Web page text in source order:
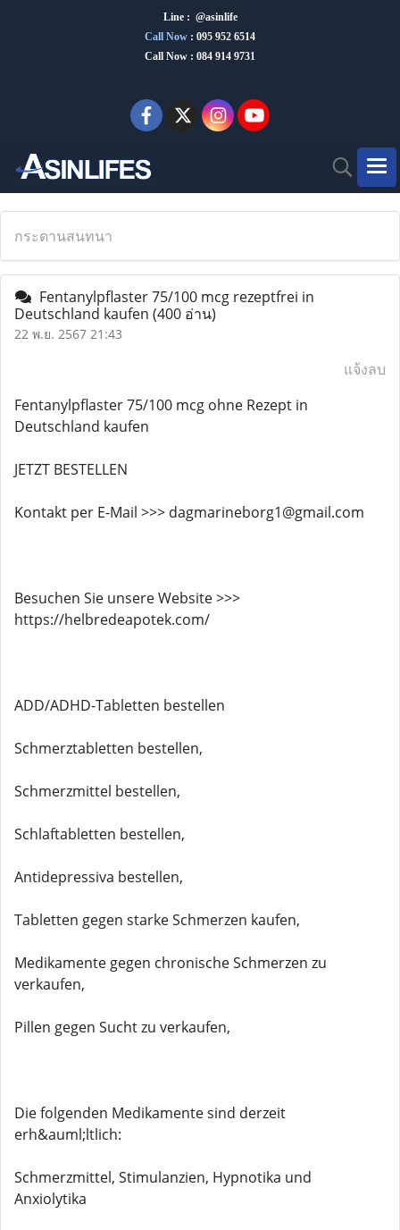
Line : @asinlife
Call Now : 095 952 6514
Call Now : 084 914 9731
กระดานสนทนา
Fentanylpflaster 75/100 mcg rezeptfrei in
Deutschland kaufen (400 อ่าน)
22 พ.ย. 2567 21:43
แจ้งลบ
Fentanylpflaster 75/100 mcg ohne Rezept in
Deutschland kaufen
JETZT BESTELLEN
Kontakt per E-Mail >>> dagmarineborg1@gmail.com
Besuchen Sie unsere Website >>>
https://helbredeapotek.com/
ADD/ADHD-Tabletten bestellen
Schmerztabletten bestellen,
Schmerzmittel bestellen,
Schlaftabletten bestellen,
Antidepressiva bestellen,
Tabletten gegen starke Schmerzen kaufen,
Medikamente gegen chronische Schmerzen zu
verkaufen,
Pillen gegen Sucht zu verkaufen,
Die folgenden Medikamente sind derzeit
erh&auml;ltlich:
Schmerzmittel, Stimulanzien, Hypnotika und
Anxiolytika